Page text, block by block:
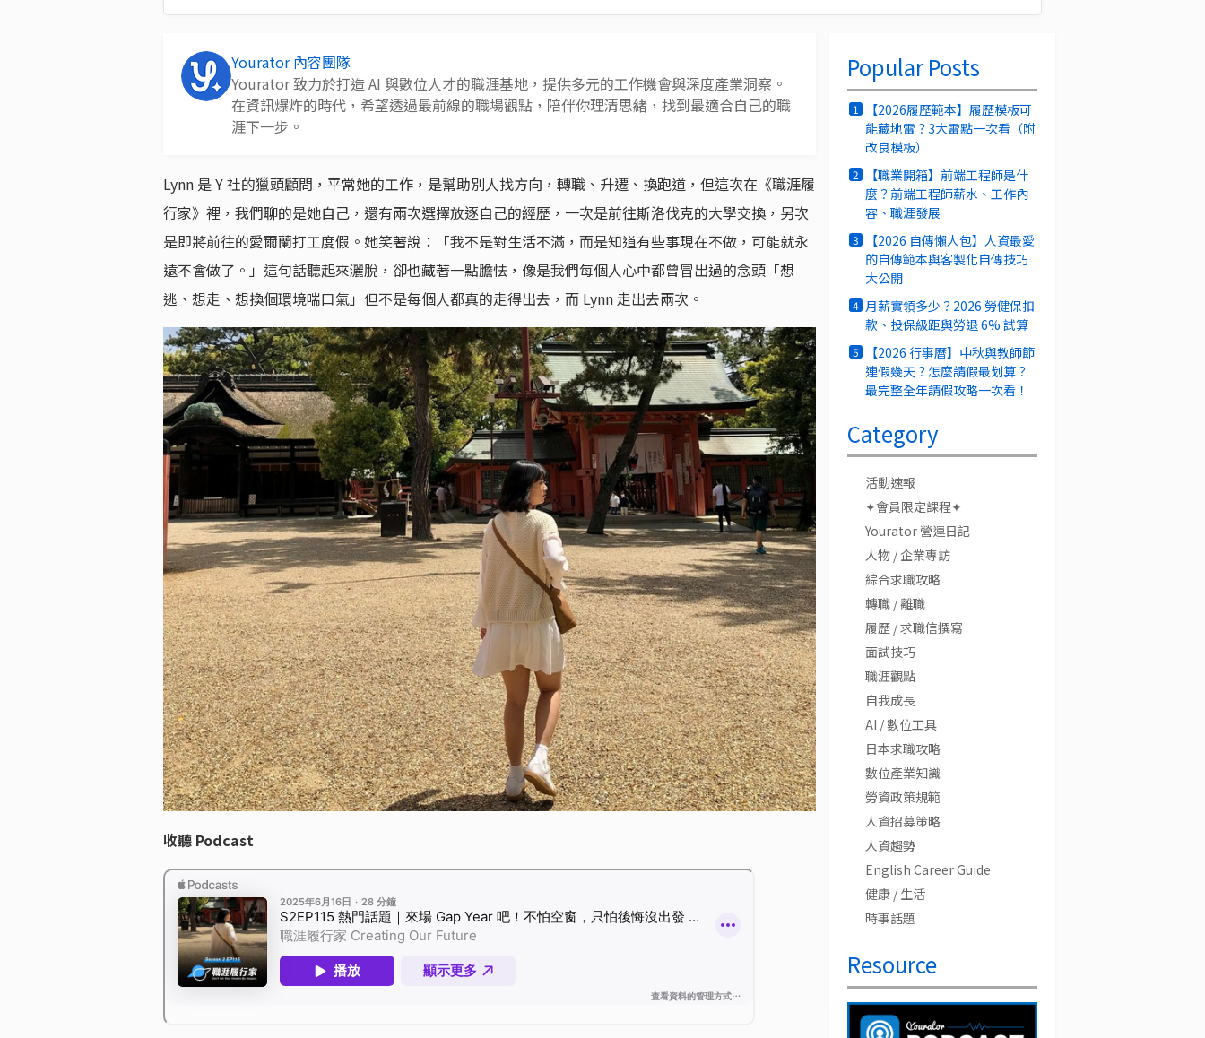
Yourator 內容團隊
Yourator 致力於打造 AI 與數位人才的職涯基地，提供多元的工作機會與深度產業洞察。
在資訊爆炸的時代，希望透過最前線的職場觀點，陪伴你理清思緒，找到最適合自己的職
涯下一步。
Lynn 是 Y 社的獵頭顧問，平常她的工作，是幫助別人找方向，轉職、升遷、換跑道，但這次在《職涯履
行家》裡，我們聊的是她自己，還有兩次選擇放逐自己的經歷，一次是前往斯洛伐克的大學交換，另次
是即將前往的愛爾蘭打工度假。她笑著說：「我不是對生活不滿，而是知道有些事現在不做，可能就永
遠不會做了。」這句話聽起來灑脫，卻也藏著一點膽怯，像是我們每個人心中都曾冒出過的念頭「想
逃、想走、想換個環境喘口氣」但不是每個人都真的走得出去，而 Lynn 走出去兩次。
收聽 Podcast
Popular Posts
1
【2026履歷範本】履歷模板可
能藏地雷？3大雷點一次看（附
改良模板）
2
【職業開箱】前端工程師是什
麼？前端工程師薪水、工作內
容、職涯發展
3
【2026 自傳懶人包】人資最愛
的自傳範本與客製化自傳技巧
大公開
4 月薪實領多少？2026 勞健保扣
款、投保級距與勞退 6% 試算
5
【2026 行事曆】中秋與教師節
連假幾天？怎麼請假最划算？
最完整全年請假攻略一次看！
Category
活動速報
✦會員限定課程✦
Yourator 營運日記
人物 / 企業專訪
綜合求職攻略
轉職 / 離職
履歷 / 求職信撰寫
面試技巧
職涯觀點
自我成長
AI / 數位工具
日本求職攻略
數位產業知識
勞資政策規範
人資招募策略
人資趨勢
English Career Guide
健康 / 生活
時事話題
Resource